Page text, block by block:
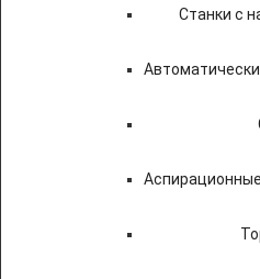
Станки с